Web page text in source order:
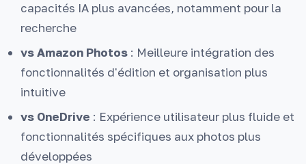
capacités IA plus avancées, notamment pour la
recherche
vs Amazon Photos : Meilleure intégration des
fonctionnalités d'édition et organisation plus
intuitive
vs OneDrive : Expérience utilisateur plus fluide et
fonctionnalités spécifiques aux photos plus
développées